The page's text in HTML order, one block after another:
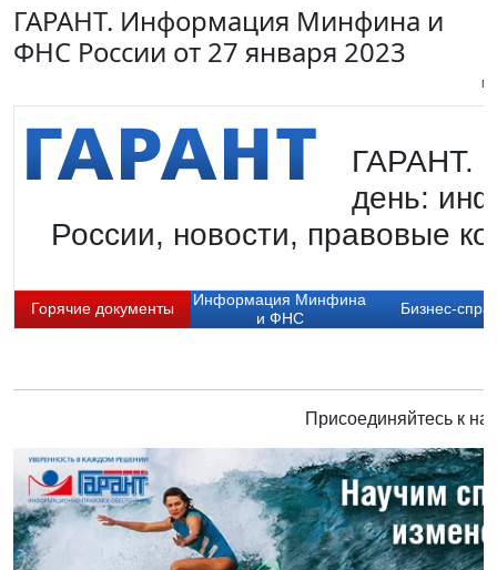
ГАРАНТ. Информация Минфина и
ФНС России от 27 января 2023
ГАРАНТ.
день:
России, новости, правовые
Горячие документы
Информация Минфина
и ФНС
Бизнес-
Присоединяйтесь к